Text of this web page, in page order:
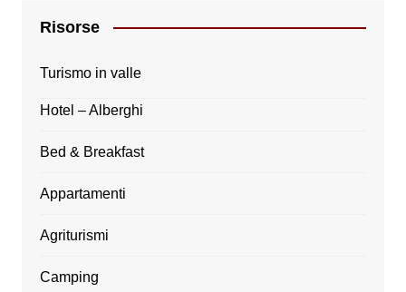
Risorse
Turismo in valle
Hotel – Alberghi
Bed & Breakfast
Appartamenti
Agriturismi
Camping